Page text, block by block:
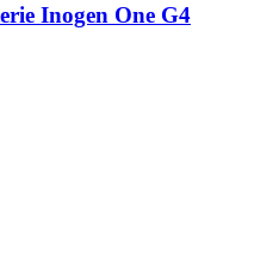
Inogen One G4